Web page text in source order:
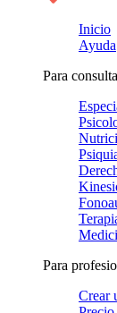
Inicio
Ayuda
Para
Para
Crear